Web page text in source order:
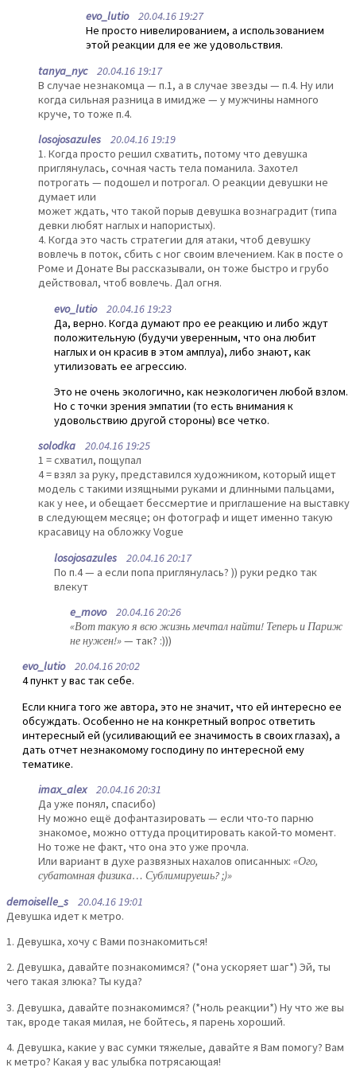
evo_lutio20.04.16 19:27
Не просто нивелированием, а использованием
этой реакции для ее же удовольствия.
tanya_nyc20.04.16 19:17
В случае незнакомца — п.1, а в случае звезды — п.4. Ну или
когда сильная разница в имидже — у мужчины намного
круче, то тоже п.4.
losojosazules 20.04.16 19:19
1. Когда просто решил схватить, потому что девушка
приглянулась, сочная часть тела поманила. Захотел
потрогать — подошел и потрогал. О реакции девушки не
думает или
может ждать, что такой порыв девушка вознаградит (типа
девки любят наглых и напористых).
4. Когда это часть стратегии для атаки, чтоб девушку
вовлечь в поток, сбить с ног своим влечением. Как в посте о
Роме и Донате Вы рассказывали, он тоже быстро и грубо
действовал, чтоб вовлечь. Дал огня.
evo_lutio20.04.16 19:23
Да, верно. Когда думают про ее реакцию и либо ждут
положительную (будучи уверенным, что она любит
наглых и он красив в этом амплуа), либо знают, как
утилизовать ее агрессию.
Это не очень экологично, как неэкологичен любой взлом.
Но с точки зрения эмпатии (то есть внимания к
удовольствию другой стороны) все четко.
solodka 20.04.16 19:25
1 = схватил, пощупал
4 = взял за руку, представился художником, который ищет
модель с такими изящными руками и длинными пальцами,
как у нее, и обещает бессмертие и приглашение на выставку
в следующем месяце; он фотограф и ищет именно такую
красавицу на обложку Vogue
losojosazules 20.04.16 20:17
По п.4 — а если попа приглянулась? )) руки редко так
влекут
e_movo20.04.16 20:26
«Вот такую я всю жизнь мечтал найти! Теперь и Париж
не нужен!»— так? :)))
evo_lutio20.04.16 20:02
4 пункт у вас так себе.
Если книга того же автора, это не значит, что ей интересно ее
обсуждать. Особенно не на конкретный вопрос ответить
интересный ей (усиливающий ее значимость в своих глазах), а
дать отчет незнакомому господину по интересной ему
тематике.
imax_alex20.04.16 20:31
Да уже понял, спасибо)
Ну можно ещё дофантазировать — если что-то парню
знакомое, можно оттуда процитировать какой-то момент.
Но тоже не факт, что она это уже прочла.
Или вариант в духе развязных нахалов описанных: «Ого,
субатомная физика… Сублимируешь? ;)»
demoiselle_s 20.04.16 19:01
Девушка идет к метро.
1. Девушка, хочу с Вами познакомиться!
2. Девушка, давайте познакомимся? (*она ускоряет шаг*) Эй, ты
чего такая злюка? Ты куда?
3. Девушка, давайте познакомимся? (*ноль реакции*) Ну что же вы
так, вроде такая милая, не бойтесь, я парень хороший.
4. Девушка, какие у вас сумки тяжелые, давайте я Вам помогу? Вам
к метро? Какая у вас улыбка потрясающая!